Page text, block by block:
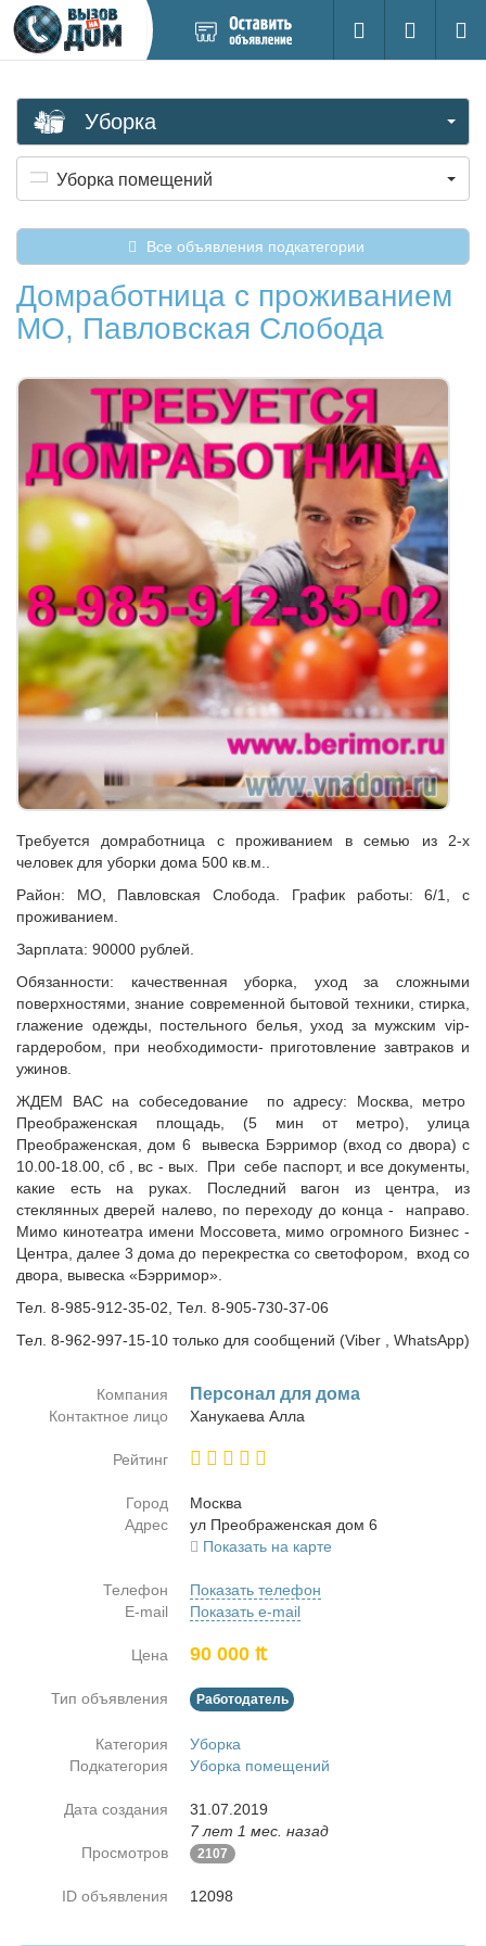
новое
Поиск
Вход на
Уборка
Уборка помещений
Все объявления подкатегории
Домработница с проживанием
МО, Павловская Слобода
Требуется домработница с проживанием в семью из 2-х
человек для уборки дома 500 кв.м..
Район: МО, Павловская Слобода. График работы: 6/1, с
проживанием.
Зарплата: 90000 рублей.
Обязанности: качественная уборка, уход за сложными
поверхностями, знание современной бытовой техники, стирка,
глажение одежды, постельного белья, уход за мужским vip-
гардеробом, при необходимости- приготовление завтраков и
ужинов.
ЖДЕМ ВАС на собеседование по адресу: Москва, метро
Преображенская площадь, (5 мин от метро), улица
Преображенская, дом 6 вывеска Бэрримор (вход со двора) с
10.00-18.00, сб , вс - вых. При себе паспорт, и все документы,
какие есть на руках. Последний вагон из центра, из
стеклянных дверей налево, по переходу до конца - направо.
Мимо кинотеатра имени Моссовета, мимо огромного Бизнес -
Центра, далее 3 дома до перекрестка со светофором, вход со
двора, вывеска «Бэрримор».
Тел. 8-985-912-35-02, Тел. 8-905-730-37-06
Тел. 8-962-997-15-10 только для сообщений (Viber , WhatsApp)
Компания Пер­со­нал для до­ма
Контактное лицо Ха­ну­ка­е­ва Ал­ла
Рейтинг
Город
Москва
Адрес
ул Пре­об­ра­жен­ская дом 6
Показать на карте
Телефон
Показать телефон
E-mail
Показать e-mail
Цена 90 000 ₶
Тип объявления Работодатель
Категория
Уборка
Подкатегория
Уборка помещений
Дата создания
31.07.2019
7 лет 1 мес. назад
Просмотров
2107
ID объявления 12098